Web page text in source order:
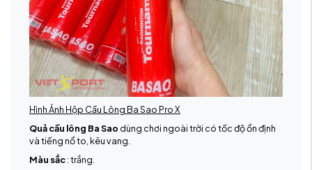
Hình Ảnh Hộp Cầu Lông Ba Sao Pro X
Quả cầu lông Ba Sao dùng chơi ngoài trời có tốc độ ổn định
và tiếng nổ to, kêu vang.
Màu sắc: trắng.